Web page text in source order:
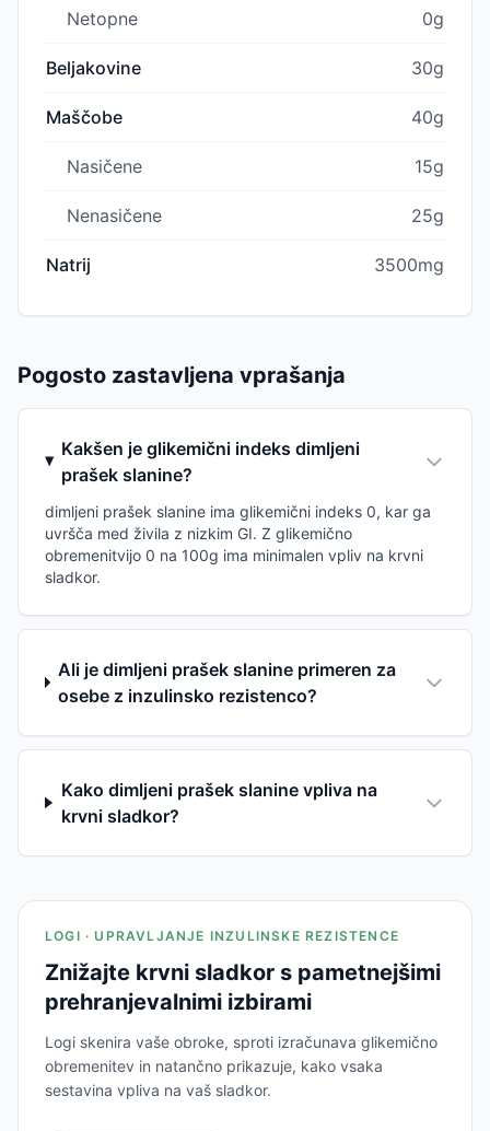
Netopne 0g
Beljakovine 30g
Maščobe 40g
Nasičene 15g
Nenasičene 25g
Natrij 3500mg
Pogosto zastavljena vprašanja
Kakšen je glikemični indeks dimljeni
prašek slanine?
dimljeni prašek slanine ima glikemični indeks 0, kar ga
uvršča med živila z nizkim GI. Z glikemično
obremenitvijo 0 na 100g ima minimalen vpliv na krvni
sladkor.
Ali je dimljeni prašek slanine primeren za
osebe z inzulinsko rezistenco?
Kako dimljeni prašek slanine vpliva na
krvni sladkor?
LOGI · UPRAVLJANJE INZULINSKE REZISTENCE
Znižajte krvni sladkor s pametnejšimi
prehranjevalnimi izbirami
Logi skenira vaše obroke, sproti izračunava glikemično
obremenitev in natančno prikazuje, kako vsaka
sestavina vpliva na vaš sladkor.